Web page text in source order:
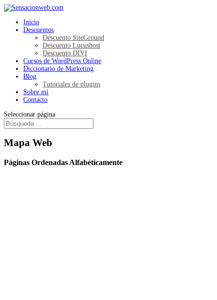
Inicio
Descuentos
Descuento SiteGround
Descuento Lucushost
Descuento DIVI
Cursos de WordPress Online
Diccionario de Marketing
Blog
Tutoriales de plugins
Sobre mí
Contacto
Seleccionar página
Mapa Web
Páginas Ordenadas Alfabéticamente